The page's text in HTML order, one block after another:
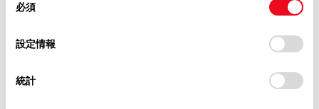
デバイスにすべてのCookie(クッキー)が保存されることに同
意したことになります。Cookie(クッキー)のオプトアウト、
設定の変更、同意を撤回したりするにあたっては、当社の
「Cookie（クッキー）情報の取り扱いについて
」をご覧くだ
必須
設定情報
統計